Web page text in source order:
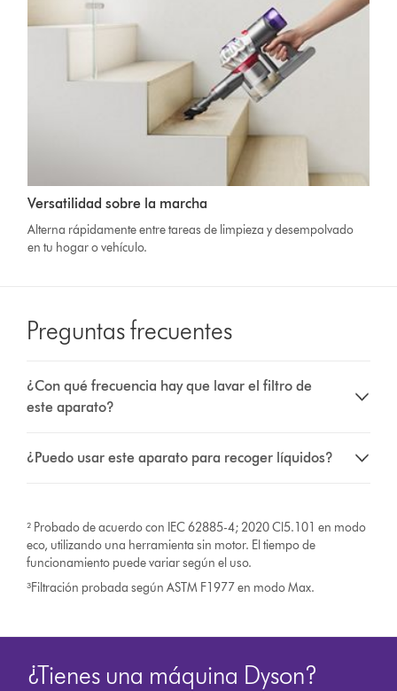
Versatilidad sobre la marcha
Alterna rápidamente entre tareas de limpieza y desempolvado
en tu hogar o vehículo.
Preguntas frecuentes
¿Con qué frecuencia hay que lavar el filtro de
este aparato?
¿Puedo usar este aparato para recoger líquidos?
² Probado de acuerdo con IEC 62885-4; 2020 Cl5.101 en modo
eco, utilizando una herramienta sin motor. El tiempo de
funcionamiento puede variar según el uso.
³Filtración probada según ASTM F1977 en modo Max.
¿Tienes una máquina Dyson?